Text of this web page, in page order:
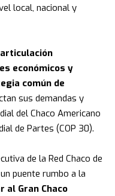
local, nacional y
económicos y
común de
sus demandas y
del Chaco Americano
de Partes (COP 30).
de la Red Chaco de
puente rumbo a la
al Gran Chaco